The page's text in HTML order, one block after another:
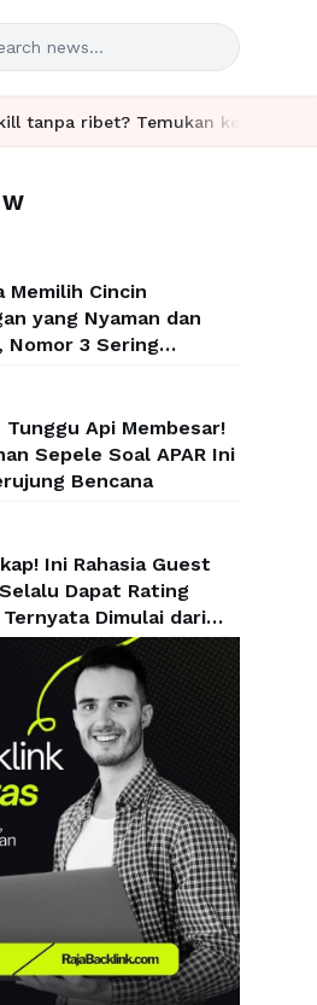
Temukan kelas seru dan
Memilih Cincin
yang Nyaman dan
Nomor 3 Sering
Tunggu Api Membesar!
Sepele Soal APAR Ini
Bencana
Ini Rahasia Guest
Dapat Rating
Dimulai dari